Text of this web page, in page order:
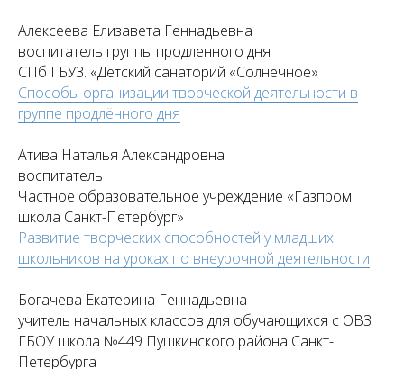
Алексеева Елизавета Геннадьевна
воспитатель группы продленного дня
СПб ГБУЗ. «Детский санаторий «Солнечное»
Способы организации творческой деятельности в
группе продлённого дня
Атива Наталья Александровна
воспитатель
Частное образовательное учреждение «Газпром
школа Санкт-Петербург»
Развитие творческих способностей у младших
школьников на уроках по внеурочной деятельности
Богачева Екатерина Геннадьевна
учитель начальных классов для обучающихся с ОВЗ
ГБОУ школа №449 Пушкинского района Санкт-
Петербурга